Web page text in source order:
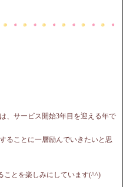
、サービス開始3年目を迎える年で
ることに一層励んでいきたいと思
ことを楽しみにしています(^^)